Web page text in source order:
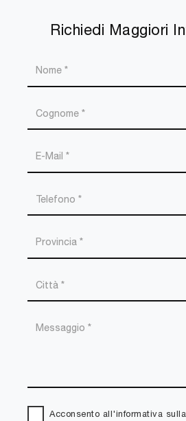
Richiedi Maggiori
Acconsento all'informativa sulla